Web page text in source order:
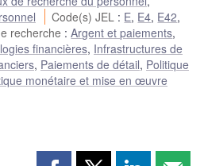
Code(s) JEL : E, E4, E42,
recherche :Argent et paiements,
financières, Infrastructures de
, Paiements de détail, Politique
monétaire et mise en œuvre